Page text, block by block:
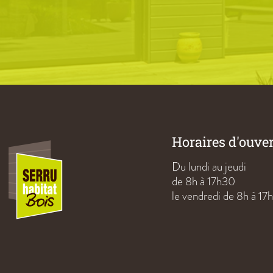
Horaires
Du lundi au jeudi
de 8h à 17h30
le vendredi de 8h à 17h